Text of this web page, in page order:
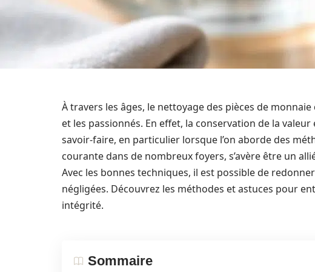
À travers les âges, le nettoyage des pièces de
et les passionnés. En effet, la conservation de la valeur
savoir-faire, en particulier lorsque l’on aborde des
courante dans de nombreux foyers, s’avère être un
Avec les bonnes techniques, il est possible de
négligées. Découvrez les méthodes et astuces pour
intégrité.
Sommaire